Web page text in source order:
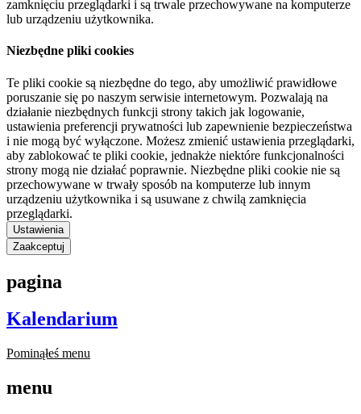
zamknięciu przeglądarki i są trwale przechowywane na komputerze
lub urządzeniu użytkownika.
Niezbędne pliki cookies
Te pliki cookie są niezbędne do tego, aby umożliwić prawidłowe
poruszanie się po naszym serwisie internetowym. Pozwalają na
działanie niezbędnych funkcji strony takich jak logowanie,
ustawienia preferencji prywatności lub zapewnienie bezpieczeństwa
i nie mogą być wyłączone. Możesz zmienić ustawienia przeglądarki,
aby zablokować te pliki cookie, jednakże niektóre funkcjonalności
strony mogą nie działać poprawnie. Niezbędne pliki cookie nie są
przechowywane w trwały sposób na komputerze lub innym
urządzeniu użytkownika i są usuwane z chwilą zamknięcia
przeglądarki.
Ustawienia
Zaakceptuj
pagina
Kalendarium
Pominąłeś menu
menu